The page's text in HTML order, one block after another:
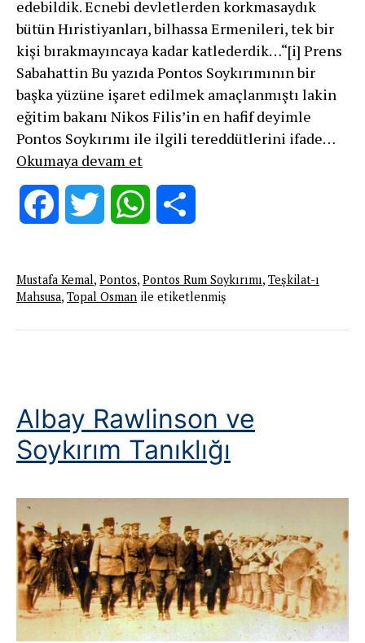
edebildik. Ecnebi devletlerden korkmasaydık
bütün Hıristiyanları, bilhassa Ermenileri, tek bir
kişi bırakmayıncaya kadar katlederdik…“[i] Prens
Sabahattin Bu yazıda Pontos Soykırımının bir
başka yüzüne işaret edilmek amaçlanmıştı lakin
eğitim bakanı Nikos Filis’in en hafif deyimle
Pontos Soykırımı ile ilgili tereddütlerini ifade…
Okumaya devam etT”C”
nin
soykırımlar
geleneği
soykırımı
Facebook Twitter WhatsApp
Mustafa Kemal, Pontos, Pontos Rum Soykırımı, Teşkilat-ı
Mahsusa, Topal Osman ile etiketlenmiş
Albay Rawlinson ve
Soykırım Tanıklığı